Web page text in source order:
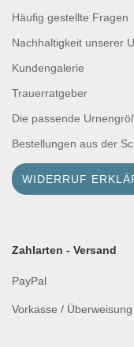
Häufig gestellte Fragen
Nachhaltigkeit unserer
Kundengalerie
Trauerratgeber
Die passende
Bestellungen aus der
WIDERRUF
Zahlarten - Versand
PayPal
Vorkasse / Überweisung